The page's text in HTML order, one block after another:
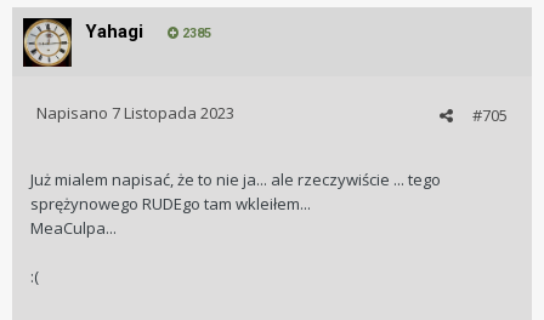
Yahagi 2385
#705
Napisano 7 Listopada 2023
Już mialem napisać, że to nie ja... ale rzeczywiście ... tego
sprężynowego RUDEgo tam wkleiłem...
MeaCulpa...
:(